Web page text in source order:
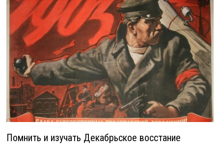
Помнить и изучать Декабрьское восстание